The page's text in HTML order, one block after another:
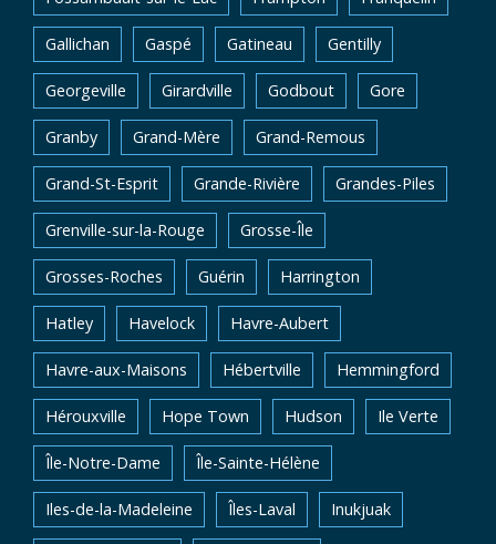
Gallichan Gaspé Gatineau Gentilly
Georgeville Girardville Godbout Gore
Granby Grand-Mère Grand-Remous
Grand-St-Esprit Grande-Rivière Grandes-Piles
Grenville-sur-la-Rouge Grosse-Île
Grosses-Roches Guérin Harrington
Hatley Havelock Havre-Aubert
Havre-aux-Maisons Hébertville Hemmingford
Hérouxville Hope Town Hudson Ile Verte
Île-Notre-Dame Île-Sainte-Hélène
Iles-de-la-Madeleine Îles-Laval Inukjuak